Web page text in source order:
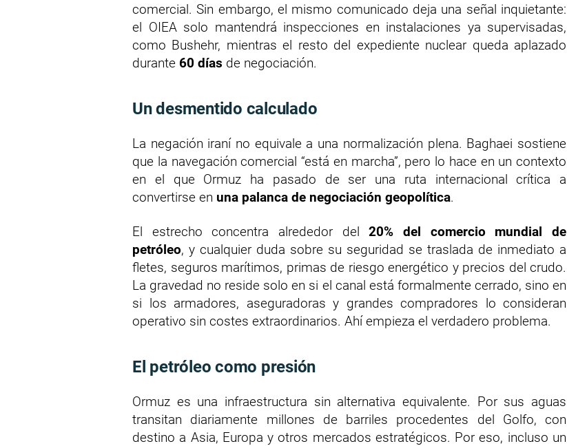
comercial. Sin embargo, el mismo comunicado deja una señal inquietante:
el OIEA solo mantendrá inspecciones en instalaciones ya supervisadas,
como Bushehr, mientras el resto del expediente nuclear queda aplazado
durante 60 días de negociación.
Un desmentido calculado
La negación iraní no equivale a una normalización plena. Baghaei sostiene
que la navegación comercial “está en marcha”, pero lo hace en un contexto
en el que Ormuz ha pasado de ser una ruta internacional crítica a
convertirse en una palanca de negociación geopolítica.
El estrecho concentra alrededor del20% del comercio mundial de
petróleo, y cualquier duda sobre su seguridad se traslada de inmediato a
fletes, seguros marítimos, primas de riesgo energético y precios del crudo.
La gravedad no reside solo en si el canal está formalmente cerrado, sino en
si los armadores, aseguradoras y grandes compradores lo consideran
operativo sin costes extraordinarios. Ahí empieza el verdadero problema.
El petróleo como presión
Ormuz es una infraestructura sin alternativa equivalente. Por sus aguas
transitan diariamente millones de barriles procedentes del Golfo, con
destino a Asia, Europa y otros mercados estratégicos. Por eso, incluso un